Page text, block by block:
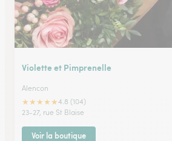
Violette et Pimprenelle
Alencon
★★★★★4.8 (104)
23-27, rue St Blaise
Voir la boutique